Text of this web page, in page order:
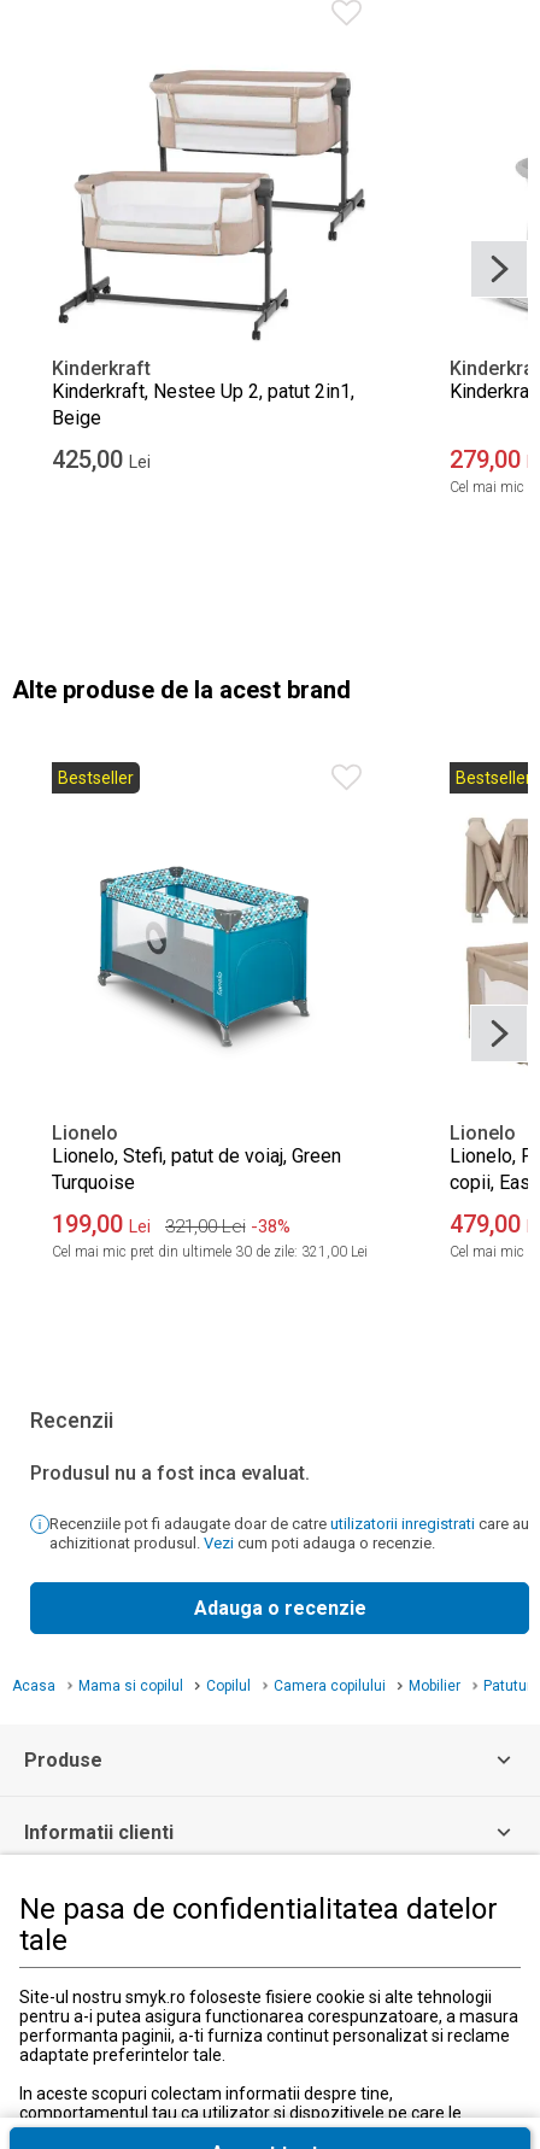
Ne pasa de confidentialitatea datelor
tale
Site-ul nostru smyk.ro foloseste fisiere cookie si alte tehnologii
pentru a-i putea asigura functionarea corespunzatoare, a masura
performanta paginii, a-ti furniza continut personalizat si reclame
adaptate preferintelor tale.
In aceste scopuri colectam informatii despre tine,
comportamentul tau ca utilizator si dispozitivele pe care le
utilizezi, inclusiv cele necesare pentru functionarea
Kinderkraft
Kinderkraft, Nestee Up 2, patut 2in1,
Beige
425,00 Lei 279,00
Cel mai mic
Alte produse de la acest brand
Bestseller
Lionelo
Lionelo, Stefi, patut de voiaj, Green
Turquoise
199,00 Lei 321,00 Lei -38%
Cel mai mic pret din ultimele 30 de zile: 321,00 Lei
Bestseller
Lionelo
Lionelo,
copii,
479,00
Cel mai mic
Recenzii
Produsul nu a fost inca evaluat.
Recenziile pot fi adaugate doar de catre utilizatorii inregistrati care au
achizitionat produsul. Vezi cum poti adauga o recenzie.
Adauga o recenzie
Acasa Mama si copilul Copilul Camera copilului Mobilier Patuturi
Produse
Informatii clienti
Informatii legale
Formular de contact
031 40 50 900
Program: